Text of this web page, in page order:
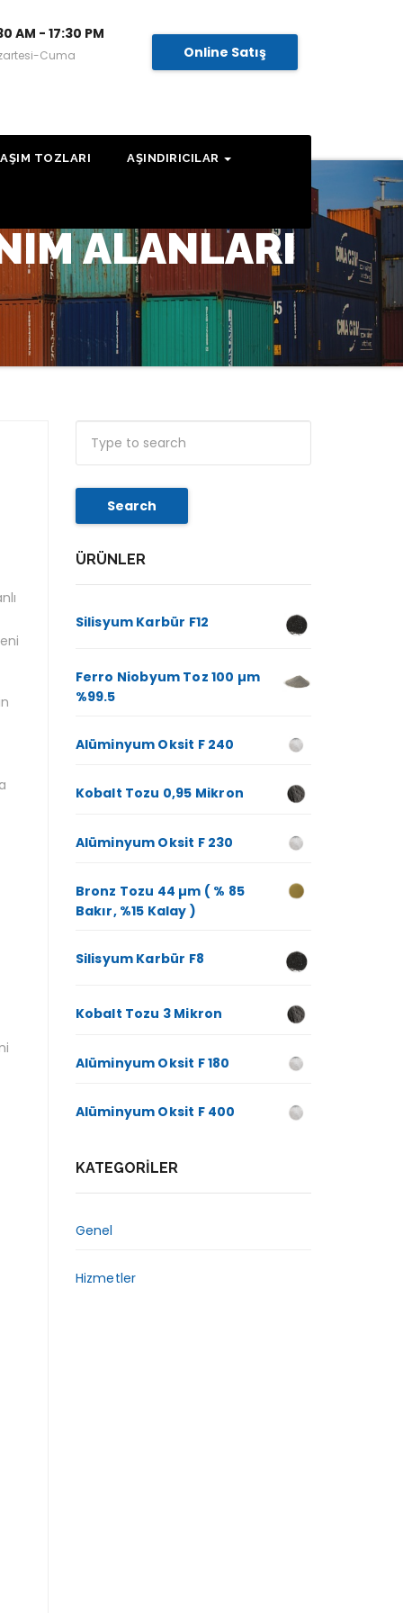
AM - 17:30 PM
Cuma Online Satış
TOZLARI AŞINDIRICILAR
ALANLARI
Search
ÜRÜNLER
Silisyum Karbür F12
Ferro Niobyum Toz 100 µm
%99.5
Alüminyum Oksit F 240
Kobalt Tozu 0,95 Mikron
Alüminyum Oksit F 230
Bronz Tozu 44 µm ( % 85
Bakır, %15 Kalay )
Silisyum Karbür F8
Kobalt Tozu 3 Mikron
Alüminyum Oksit F 180
Alüminyum Oksit F 400
KATEGORILER
Genel
Hizmetler